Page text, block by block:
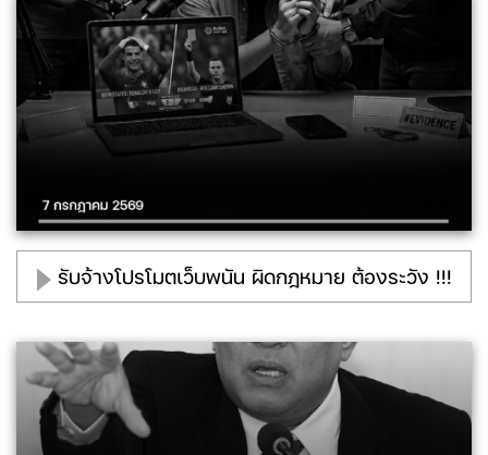
รับจ้างโปรโมตเว็บพนัน ผิดกฎหมาย ต้องระวัง !!!